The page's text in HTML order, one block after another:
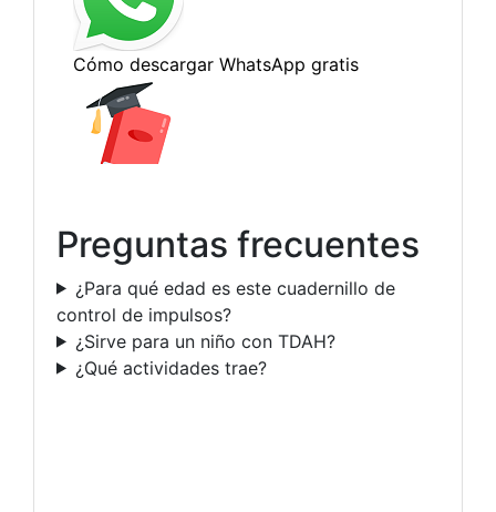
Preguntas frecuentes
¿Para qué edad es este cuadernillo de
control de impulsos?
¿Sirve para un niño con TDAH?
¿Qué actividades trae?